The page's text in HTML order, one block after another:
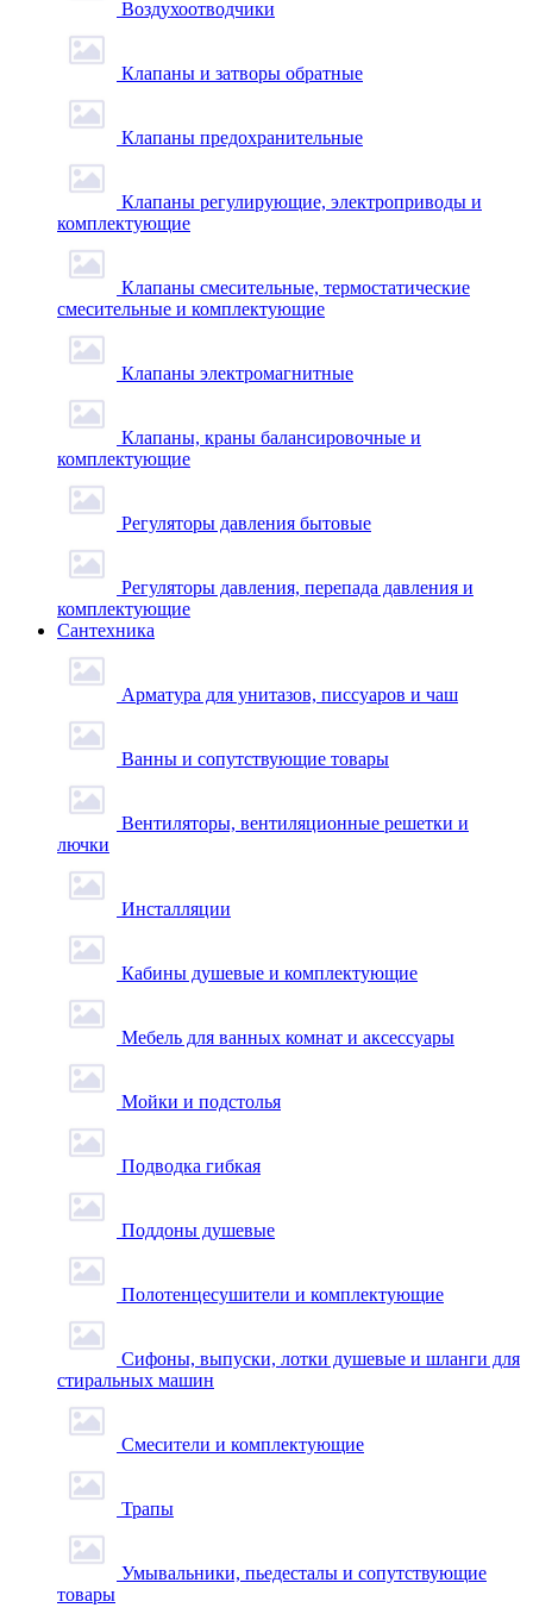
Воздухоотводчики
Клапаны и затворы обратные
Клапаны предохранительные
Клапаны регулирующие, электроприводы и
комплектующие
Клапаны смесительные, термостатические
смесительные и комплектующие
Клапаны электромагнитные
Клапаны, краны балансировочные и
комплектующие
Регуляторы давления бытовые
Регуляторы давления, перепада давления и
комплектующие
Сантехника
Арматура для унитазов, писсуаров и чаш
Ванны и сопутствующие товары
Вентиляторы, вентиляционные решетки и
лючки
Инсталляции
Кабины душевые и комплектующие
Мебель для ванных комнат и аксессуары
Мойки и подстолья
Подводка гибкая
Поддоны душевые
Полотенцесушители и комплектующие
Сифоны, выпуски, лотки душевые и шланги для
стиральных машин
Смесители и комплектующие
Трапы
Умывальники, пьедесталы и сопутствующие
товары